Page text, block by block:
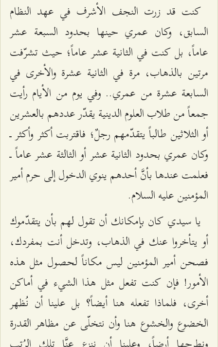
كنت قد زرت النجف الأشرف في عهد النظام
السابق، وكان عمري حينها بحدود السبعة عشر
عاماً، بل كنت في الثانية عشر عاماً؛ حيث تشرّفت
مرتين بالذهاب، مرة في الثانية عشرة والأخرى في
السابعة عشرة من عمري.. وفي يوم من الأيام رأيت
جمعاً من طلاب العلوم الدينية يقدّر عددهم بالعشرين
أو الثلاثين طالباً يتقدّمهم رجلٌ؛ فاقتربت أكثر وأكثر ــ
وكان عمري بحدود الثانية عشر أو الثالثة عشر عاماً ــ
فعلمت عندها بأنَّ أحدهم ينوي الدخول إلى حرم أمير
المؤمنين عليه السلام.
يا سيدي كان بإمكانك أن تقول لهم بأن يتقدّموك
أو يتأخروا عنك في الذهاب، وتدخل أنت بمفردك،
فصحن أمير المؤمنين ليس مكاناً لحصول مثل هذه
الأمور! فإن كنت تفعل مثل هذا الشيء في أماكن
أخرى، فلماذا تفعله هنا أيضاً؟ بل علينا أن نُظهر
الخضوع والخشوع هنا وأن نتخلّى عن مظاهر القدرة